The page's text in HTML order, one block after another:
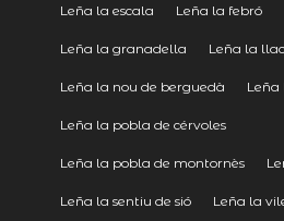
Leña la escala Leña la febró
Leña la granadella Leña la
Leña la nou de berguedà Leña
Leña la pobla de cérvoles
Leña la pobla de montornès
Leña la sentiu de sió Leña la